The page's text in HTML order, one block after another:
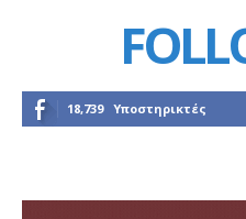
18,739 Υποστηρικτές